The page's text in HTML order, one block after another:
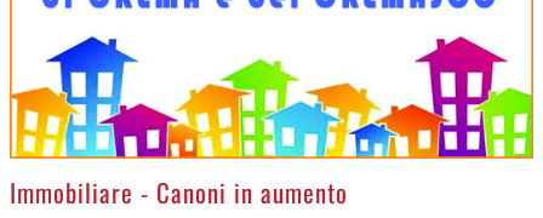
>Immobiliare - Canoni in aumento